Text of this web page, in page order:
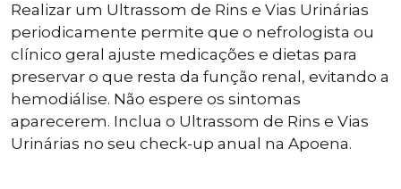
Realizar um Ultrassom de Rins e Vias Urinárias
periodicamente permite que o nefrologista ou
clínico geral ajuste medicações e dietas para
preservar o que resta da função renal, evitando a
hemodiálise. Não espere os sintomas
aparecerem. Inclua o Ultrassom de Rins e Vias
Urinárias no seu check-up anual na Apoena.